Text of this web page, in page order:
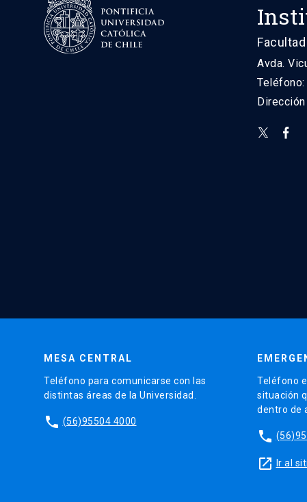
Avda.
MESA CENTRAL
Teléfono para comunicarse con las
distintas áreas de la Universidad.
phone (56)95504 4000
Teléfono
situación
dentro de
phone
launch Ir al